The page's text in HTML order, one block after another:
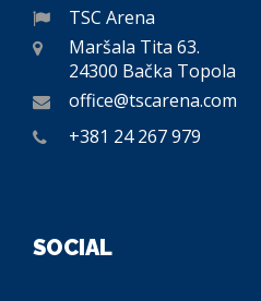
TSC Arena
Maršala Tita 63.
24300 Bačka Topola
office@tscarena.com
+381 24 267 979
SOCIAL